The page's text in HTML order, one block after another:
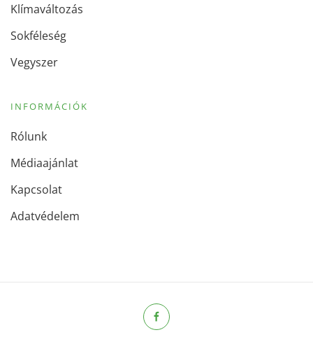
Klímaváltozás
Sokféleség
Vegyszer
INFORMÁCIÓK
Rólunk
Médiaajánlat
Kapcsolat
Adatvédelem